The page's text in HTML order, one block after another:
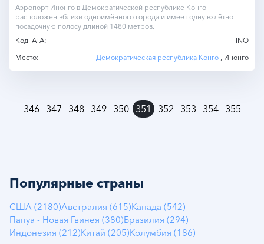
Аэропорт Инонго в Демократической республике Конго
расположен вблизи одноимённого города и имеет одну взлётно-
посадочную полосу длиной 1480 метров.
Код IATA:
INO
Место:
Демократическая республика Конго , Инонго
346 347 348 349 350 351 352 353 354 355
Популярные страны
США (2180)Австралия (615)Канада (542)
Папуа - Новая Гвинея (380)Бразилия (294)
Индонезия (212)Китай (205)Колумбия (186)